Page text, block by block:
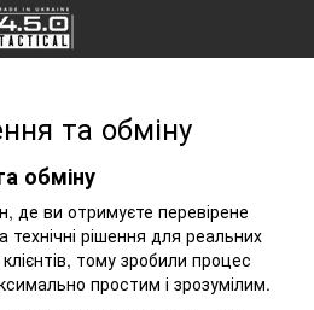
та обміну
обміну
де ви отримуєте перевірене
рішення для реальних
тому зробили процес
простим і зрозумілим.